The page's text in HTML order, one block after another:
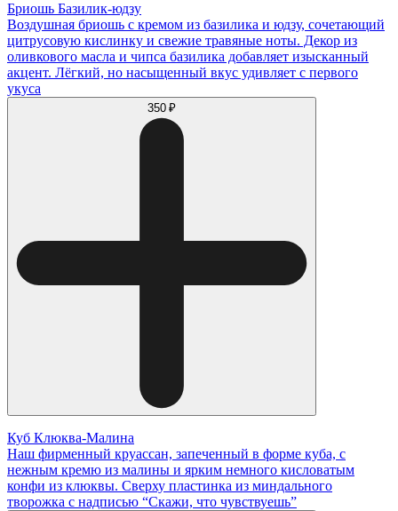
Бриошь Базилик-юдзу
Воздушная бриошь с кремом из базилика и юдзу, сочетающий
цитрусовую кислинку и свежие травяные ноты. Декор из
оливкового масла и чипса базилика добавляет изысканный
акцент. Лёгкий, но насыщенный вкус удивляет с первого
укуса
350 ₽
Куб Клюква-Малина
Наш фирменный круассан, запеченный в форме куба, с
нежным кремю из малины и ярким немного кисловатым
конфи из клюквы. Сверху пластинка из миндального
творожка с надписью “Скажи, что чувствуешь”